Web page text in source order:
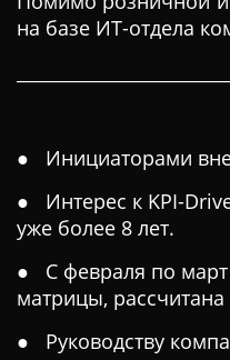
на базе ИТ-отдела
● Инициаторами
● Интерес к KPI-
уже более 8 лет.
● С февраля по март
матрицы,
● Руководству